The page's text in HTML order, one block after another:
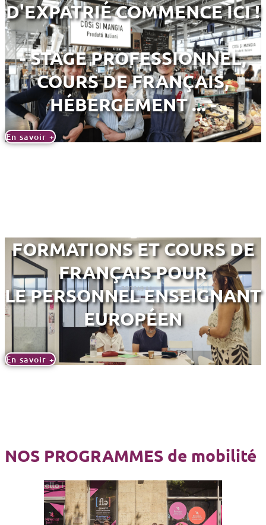
D'EXPATRIÉ COMMENCE ICI !
- STAGE PROFESSIONNEL,
COURS DE FRANÇAIS,
HÉBERGEMENT ... -
En savoir +
FORMATIONS ET COURS DE
FRANÇAIS POUR
LE PERSONNEL ENSEIGNANT
EUROPÉEN
En savoir +
NOS PROGRAMMES de mobilité